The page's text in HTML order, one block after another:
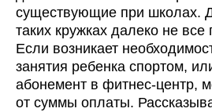
существующие при школах.
таких кружках далеко не
Если возникает
занятия ребенка спортом,
абонемент в фитнес-центр,
от суммы оплаты.